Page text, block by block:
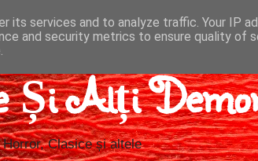
Și Alți
Clasice și altele
its services and to analyze traffic. Your IP
and security metrics to ensure quality of